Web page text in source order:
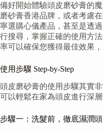
備好開始體驗頭皮磨砂膏的
磨砂膏香港品牌，或者考慮
寧選購心儀產品，甚至是透
行搜尋，掌握正確的使用方
率可以確保您獲得最佳效果
使用步驟 Step-by-Step
頭皮磨砂膏的使用步驟其實
可以輕鬆在家為頭皮進行深
步驟一：洗髮前，徹底濕潤